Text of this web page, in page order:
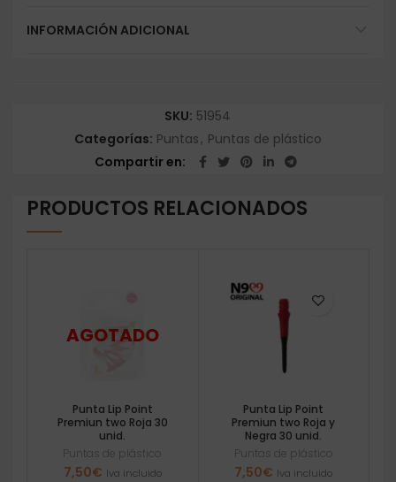
INFORMACIÓN ADICIONAL
SKU: 51954
Categorías: Puntas, Puntas de plástico
Compartir en
PRODUCTOS RELACIONADOS
Punta Lip Point
Premiun two Roja 30
unid.
Puntas de plástico
7,50€ Iva incluido
Punta Lip Point
Premiun two Roja y
Negra 30 unid.
Puntas de plástico
7,50€ Iva incluido